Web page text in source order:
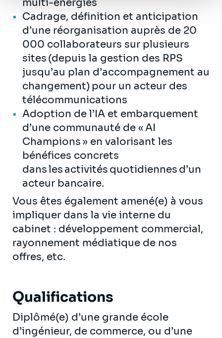
multi-énergies
Cadrage, définition et anticipation
d’une réorganisation auprès de 20
000 collaborateurs sur plusieurs
sites (depuis la gestion des RPS
jusqu’au plan d’accompagnement au
changement) pour un acteur des
télécommunications
Adoption de l’IA et embarquement
d’une communauté de « AI
Champions » en valorisant les
bénéfices concrets
dans les activités quotidiennes d’un
acteur bancaire.
Vous êtes également amené(e) à vous
impliquer dans la vie interne du
cabinet : développement commercial,
rayonnement médiatique de nos
offres, etc.
Qualifications
Diplômé(e) d’une grande école
d’ingénieur, de commerce, ou d’une